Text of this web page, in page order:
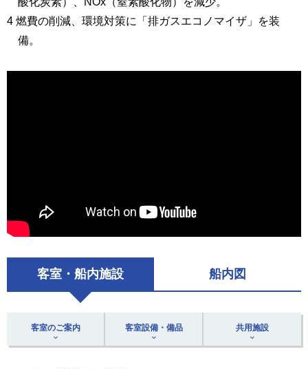
4 燃費の削減、環境対策に「排ガスエコノマイザ」を装
備。
客室・船内施設 船内図
客室のご案内 客室設備・備品 共用施設